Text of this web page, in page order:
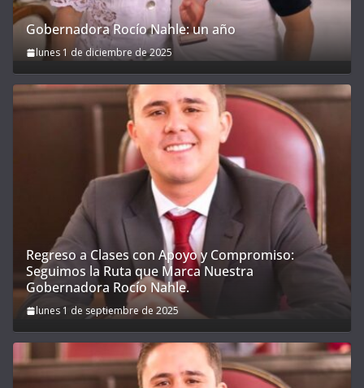
Gobernadora Rocío Nahle: un año
lunes 1 de diciembre de 2025
Regreso a Clases con Apoyo y Compromiso:
Seguimos la Ruta que Marca Nuestra
Gobernadora Rocío Nahle.
lunes 1 de septiembre de 2025